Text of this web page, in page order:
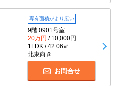
専有面積がより広い
9階 0901号室
20万円 / 10,000円
1LDK / 42.06㎡
北東向き
お問合せ